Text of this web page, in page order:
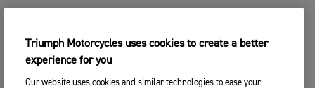
Triumph Motorcycles uses cookies to create a better
experience for you
Our website uses cookies and similar technologies to ease your